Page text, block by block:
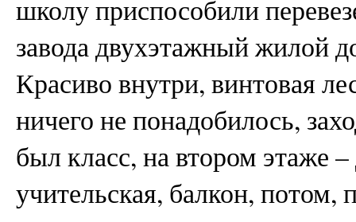
школу приспособили
завода двухэтажный жилой
Красиво внутри, винтовая
ничего не понадобилось,
был класс, на втором этаже
учительская, балкон, потом,